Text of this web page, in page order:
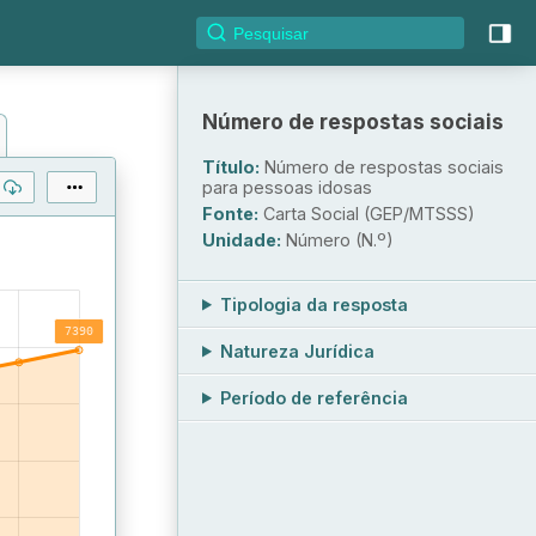
Número de respostas sociais
Título: Número de respostas sociais
para pessoas idosas
Fonte: Carta Social (GEP/MTSSS)
Unidade: Número (N.º)
Tipologia da resposta
Natureza Jurídica
Período de referência